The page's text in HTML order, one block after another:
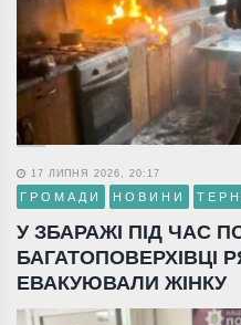
17 ЛИПНЯ 2026, 20:17
ГРОМАДИ НОВИНИ
У ЗБАРАЖІ ПІД ЧАС
БАГАТОПОВЕРХІВЦІ
ЕВАКУЮВАЛИ ЖІНКУ